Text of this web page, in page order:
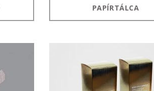
PAPÍRTÁLCA